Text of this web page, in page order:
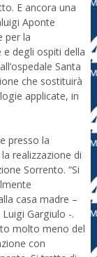
E ancora una
Aponte
per la
e degli ospiti della
Santa
che sostituirà
applicate, in
presso la
realizzazione di
Sorrento. “Si
casa madre –
Gargiulo -.
molto meno del
con